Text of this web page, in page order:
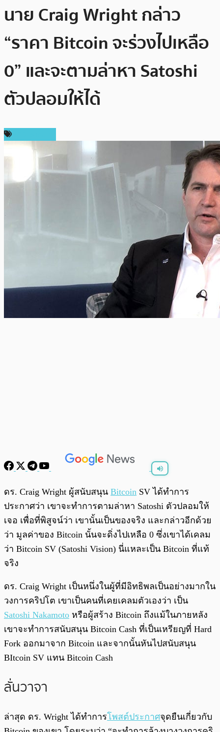
นาย Craig Wright กล่าว
“ราคา Bitcoin จะร่วงไปเหลือ
0” และจะตามล่าหา Satoshi
ตัวปลอมให้ได้
0:00
ดร. Craig Wright ผู้สนับสนุน Bitcoin SV ได้ทำการ
ประกาศว่า เขาจะทำการตามล่าหา Satoshi ตัวปลอมให้
เจอ เพื่อที่พิสูจน์ว่า เขานั้นเป็นของจริง และกล่าวอีกด้วย
ว่า มูลค่าของ Bitcoin นั้นจะดิ่งไปเหลือ 0 ซึ่งเขาได้เคลม
ว่า Bitcoin SV (Satoshi Vision) นี่แหละเป็น Bitcoin ที่แท้
จริง
ดร. Craig Wright เป็นหนึ่งในผู้ที่มีอิทธิพลเป็นอย่างมากใน
วงการคริปโต เขาเป็นคนที่เคยเคลมตัวเองว่า เป็น
Satoshi Nakamoto หรือผู้สร้าง Bitcoin ถึงแม้ในภายหลัง
เขาจะทำการสนับสนุน Bitcoin Cash ที่เป็นเหรียญที่ Hard
Fork ออกมาจาก Bitcoin และจากนั้นหันไปสนับสนุน
BItcoin SV แทน Bitcoin Cash
ลั่นวาจา
ล่าสุด ดร. Wright ได้ทำการโพสต์ประกาศจุดยืนเกี่ยวกับ